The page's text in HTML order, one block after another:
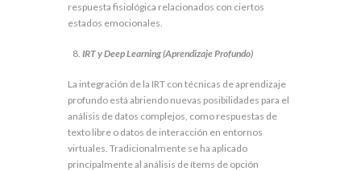
respuesta fisiológica relacionados con ciertos
estados emocionales.
IRT y Deep Learning (Aprendizaje Profundo)
La integración de la IRT con técnicas de aprendizaje
profundo está abriendo nuevas posibilidades para el
análisis de datos complejos, como respuestas de
texto libre o datos de interacción en entornos
virtuales. Tradicionalmente se ha aplicado
principalmente al análisis de ítems de opción